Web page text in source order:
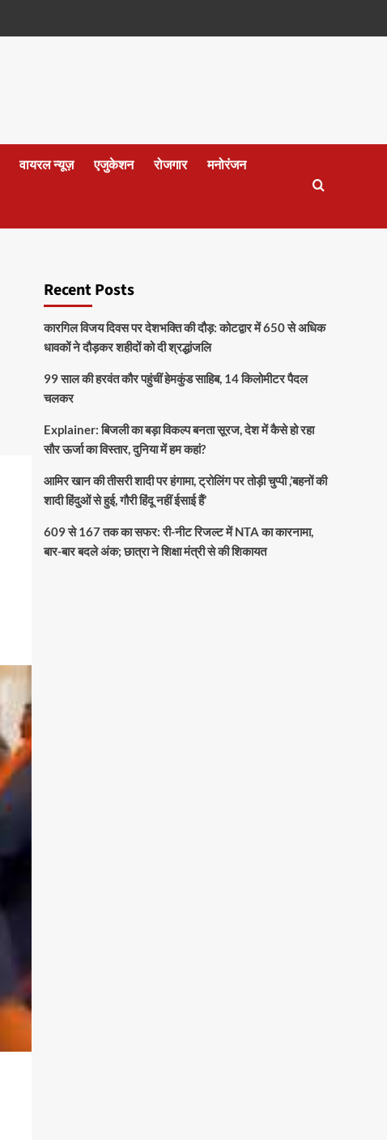
वायरल न्यूज़ एजुकेशन रोजगार मनोरंजन
Recent Posts
कारगिल विजय दिवस पर देशभक्ति की दौड़: कोटद्वार में 650 से अधिक
धावकों ने दौड़कर शहीदों को दी श्रद्धांजलि
99 साल की हरवंत कौर पहुंचीं हेमकुंड साहिब, 14 किलोमीटर पैदल
चलकर
Explainer: बिजली का बड़ा विकल्प बनता सूरज, देश में कैसे हो रहा
सौर ऊर्जा का विस्तार, दुनिया में हम कहां?
आमिर खान की तीसरी शादी पर हंगामा, ट्रोलिंग पर तोड़ी चुप्पी ,’बहनों की
शादी हिंदुओं से हुई, गौरी हिंदू नहीं ईसाई हैं’
609 से 167 तक का सफर: री-नीट रिजल्ट में NTA का कारनामा,
बार-बार बदले अंक; छात्रा ने शिक्षा मंत्री से की शिकायत